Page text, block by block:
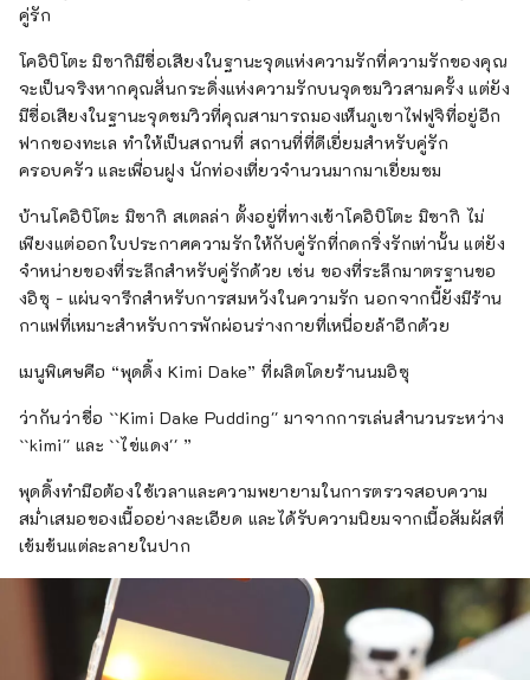
คู่รัก
โคอิบิโตะ มิซากิมีชื่อเสียงในฐานะจุดแห่งความรักที่ความรักของคุณ
จะเป็นจริงหากคุณสั่นกระดิ่งแห่งความรักบนจุดชมวิวสามครั้ง แต่ยัง
มีชื่อเสียงในฐานะจุดชมวิวที่คุณสามารถมองเห็นภูเขาไฟฟูจิที่อยู่อีก
ฟากของทะเล ทำให้เป็นสถานที่ สถานที่ที่ดีเยี่ยมสำหรับคู่รัก
ครอบครัว และเพื่อนฝูง นักท่องเที่ยวจำนวนมากมาเยี่ยมชม
บ้านโคอิบิโตะ มิซากิ สเตลล่า ตั้งอยู่ที่ทางเข้าโคอิบิโตะ มิซากิ ไม่
เพียงแต่ออกใบประกาศความรักให้กับคู่รักที่กดกริ่งรักเท่านั้น แต่ยัง
จำหน่ายของที่ระลึกสำหรับคู่รักด้วย เช่น ของที่ระลึกมาตรฐานขอ
งอิซุ - แผ่นจารึกสำหรับการสมหวังในความรัก นอกจากนี้ยังมีร้าน
กาแฟที่เหมาะสำหรับการพักผ่อนร่างกายที่เหนื่อยล้าอีกด้วย
เมนูพิเศษคือ “พุดดิ้ง Kimi Dake” ที่ผลิตโดยร้านนมอิซุ
ว่ากันว่าชื่อ ``Kimi Dake Pudding'' มาจากการเล่นสำนวนระหว่าง
``kimi'' และ ``ไข่แดง'' ”
พุดดิ้งทำมือต้องใช้เวลาและความพยายามในการตรวจสอบความ
สม่ำเสมอของเนื้ออย่างละเอียด และได้รับความนิยมจากเนื้อสัมผัสที่
เข้มข้นแต่ละลายในปาก